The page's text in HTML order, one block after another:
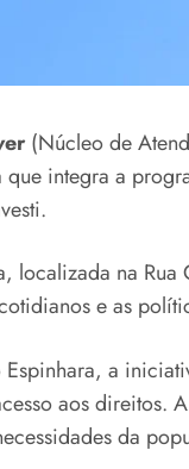
(Núcleo de
integra a
localizada na
e as
a
aos direitos.
da